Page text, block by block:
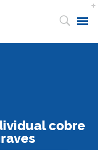
cobre